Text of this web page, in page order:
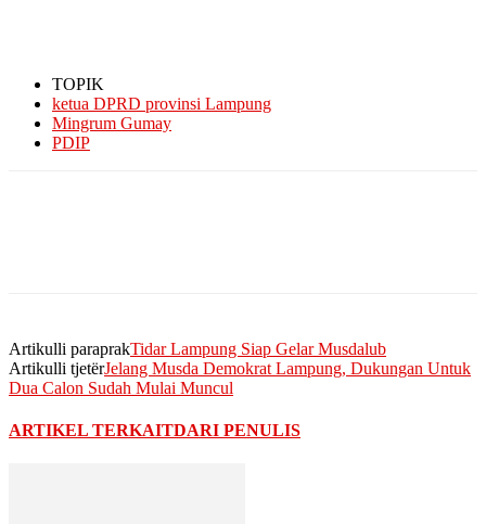
TOPIK
ketua DPRD provinsi Lampung
Mingrum Gumay
PDIP
Artikulli paraprakTidar Lampung Siap Gelar Musdalub
Artikulli tjetërJelang Musda Demokrat Lampung, Dukungan Untuk
Dua Calon Sudah Mulai Muncul
ARTIKEL TERKAITDARI PENULIS